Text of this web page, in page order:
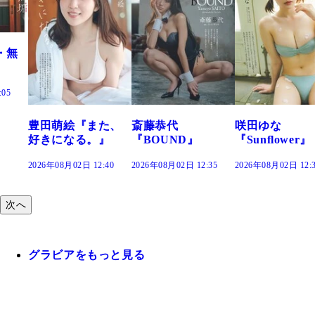
斎藤恭代
『BOUND』
2026年08月02日 12:35
咲田ゆな
『Sunflower』
2026年08月02日 12:30
藤水咲桜『花
だまり』
2026年08月02日
次へ
グラビアをもっと見る